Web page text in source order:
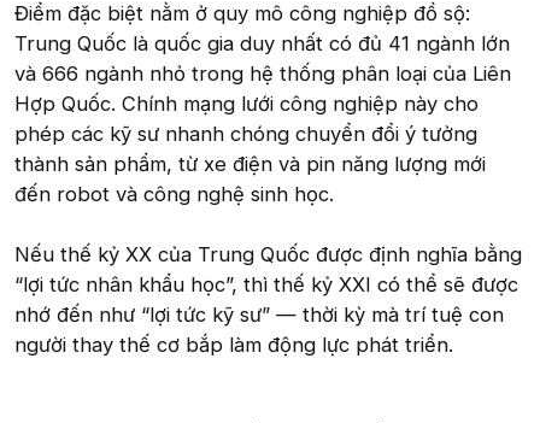
Điểm đặc biệt nằm ở quy mô công nghiệp đồ sộ:
Trung Quốc là quốc gia duy nhất có đủ 41 ngành lớn
và 666 ngành nhỏ trong hệ thống phân loại của Liên
Hợp Quốc. Chính mạng lưới công nghiệp này cho
phép các kỹ sư nhanh chóng chuyển đổi ý tưởng
thành sản phẩm, từ xe điện và pin năng lượng mới
đến robot và công nghệ sinh học.
Nếu thế kỷ XX của Trung Quốc được định nghĩa bằng
“lợi tức nhân khẩu học”, thì thế kỷ XXI có thể sẽ được
nhớ đến như “lợi tức kỹ sư” — thời kỳ mà trí tuệ con
người thay thế cơ bắp làm động lực phát triển.